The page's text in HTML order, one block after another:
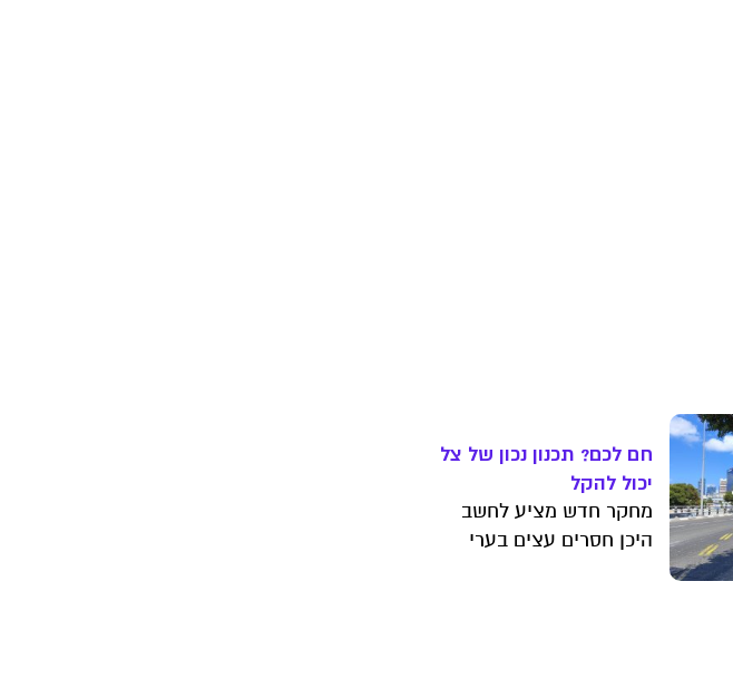
חם לכם? תכנון נכון של צל
יכול להקל
מחקר חדש מציע לחשב
היכן חסרים עצים בערי